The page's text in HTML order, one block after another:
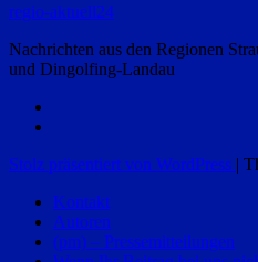
regio-aktuell24
Nachrichten aus den Regionen
und Dingolfing-Landau
Stolz präsentiert von WordPress |
Kontakt
Autoren
(pm) – Pressemitteilungen